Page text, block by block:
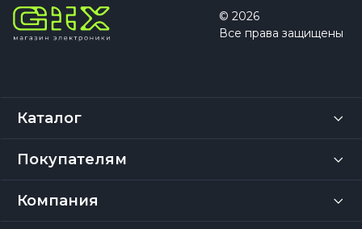
© 2026
Все права защищены
Каталог
Покупателям
Компания